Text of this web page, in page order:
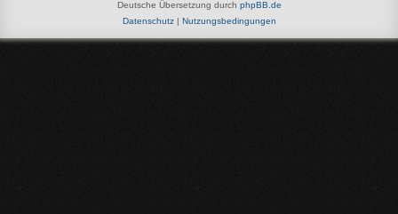
Deutsche Übersetzung durch phpBB.de
Datenschutz| Nutzungsbedingungen